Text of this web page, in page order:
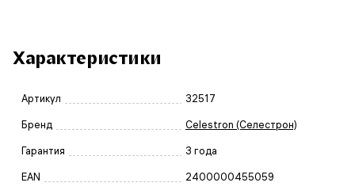
Характеристики
Артикул 32517
Бренд Celestron (Селестрон)
Гарантия 3 года
EAN 2400000455059